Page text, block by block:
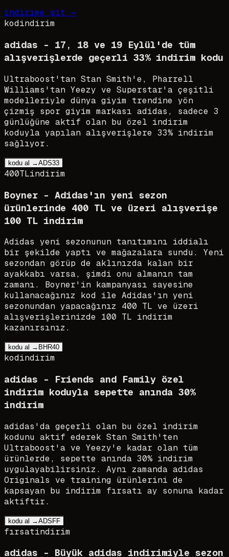
indirime git →
kodindirim
adidas - 17, 18 ve 19 Eylül'de tüm
alışverişlerde geçerli 33% indirim kodu
Ultraboost'tan Stan Smith'e, Pharrell
Williams'tan Yeezy ve Superstar'a çeşitli
modelleriyle dünya giyim trendine yön
çizmiş spor giyim markası adidas, sadece 3
günlüğüne aktif olan bu özel indirim
koduyla yapılan alışverişlere 33% indirim
sağlıyor.
kodu al →ADS33
400TLindirim
Boyner - Adidas'ın yeni sezon
ürünlerinde 400 TL ve üzeri alışverişe
100 TL indirim
Adidas yeni sezonunun tanıtımını iddialı
bir şekilde yaptı ve mağazalara sundu. Yeni
sezondan görüp de aklınızda kalan bir
ayakkabı varsa, şimdi onu almanın tam
zamanı. Boyner'in kampanyası sayesine
kullanacağınız kod ile Adidas'ın yeni
sezonundan yapacağınız 400 TL ve üzeri
alışverişlerinizde 100 TL indirim
kazanırsınız.
kodu al → BHR40
kodindirim
adidas - Friends and Family özel
indirim koduyla sepette anında 30%
indirim
adidas'da geçerli olan bu özel indirim
kodunu aktif ederek Stan Smith'ten
Ultraboost'a ve Yeezy'e kadar olan tüm
ürünlerde, sepette anında 30% indirim
uygulayabilirsiniz. Aynı zamanda adidas
Originals ve training ürünlerini de
kapsayan bu indirim fırsatı ay sonuna kadar
aktiftir.
kodu al →ADSFF
fırsatindirim
adidas - Büyük adidas indirimiyle sezon